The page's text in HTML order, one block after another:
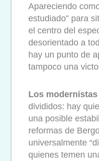
Apareciendo
estudiado” para
el centro del
desorientado a
hay un punto de
tampoco una
Los modernistas
divididos: hay
una posible
reformas de
universalmente
quienes temen